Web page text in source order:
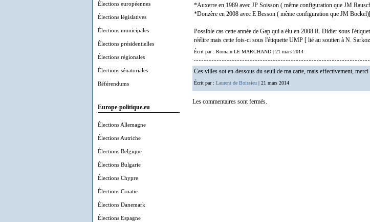
Élections européennes
Élections législatives
Élections municipales
Élections présidentielles
Élections régionales
Élections sénatoriales
Référendums
Europe-politique.eu
Élections Allemagne
Élections Autriche
Élections Belgique
Élections Bulgarie
Élections Chypre
Élections Croatie
Élections Danemark
Élections Espagne
*Auxerre en 1989 avec JP Soisson ( même configuration que JM
*Donzère en 2008 avec E Besson ( même configuration que JM
Possible cas cette année de Gap qui a élu en 2008 R. Didier sous
réélire mais cette fois-ci sous l'étiquette UMP [ lié au soutien à N.
Écrit par : Romain LE MARCHAND | 21 mars 2014
Ces villes sot en-dessous du seuil de ma carte, mais effectivement,
Écrit par : Laurent de Boissieu | 21 mars 2014
Les commentaires sont fermés.